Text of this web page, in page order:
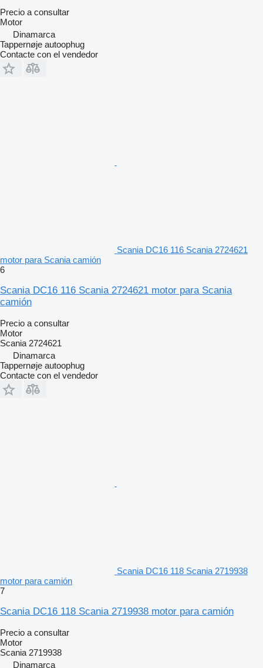
Precio a consultar
Motor
Dinamarca
Tappernøje autoophug
Contacte con el vendedor
Scania DC16 116 Scania 2724621
motor para Scania camión
6
Scania DC16 116 Scania 2724621 motor para Scania
camión
Precio a consultar
Motor
Scania 2724621
Dinamarca
Tappernøje autoophug
Contacte con el vendedor
Scania DC16 118 Scania 2719938
motor para camión
7
Scania DC16 118 Scania 2719938 motor para camión
Precio a consultar
Motor
Scania 2719938
Dinamarca